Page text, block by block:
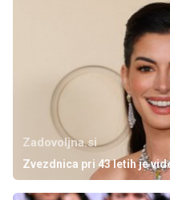
Zadovoljna.si
Zvezdnica pri 43 letih je